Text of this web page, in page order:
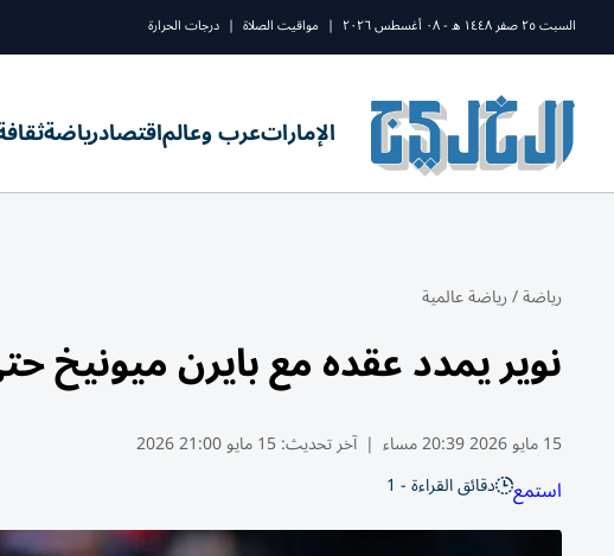
السبت ٢٥ صفر ١٤٤٨ ه - ٠٨ أغسطس ٢٠٢٦ | مواقيت الصلاة | درجات الحرارة
الإماراتعرب وعالماقتصادرياضة
رياضة/رياضة عالمية
نوير يمدد عقده مع بايرن ميونيخ حتى
15 مايو 2026 20:39 مساء | آخر تحديث:15 مايو 21:00 2026
استمع دقائق القراءة - 1